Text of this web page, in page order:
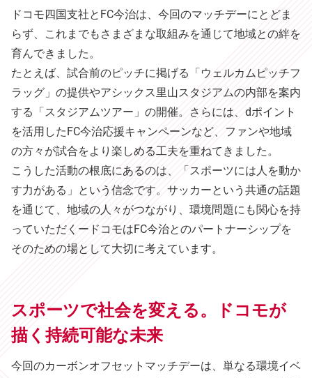
ドコモ四国支社とFC今治は、今回のマッチデーにとどま
らず、これまでもさまざまな取組みを通じて地域との絆を
育んできました。
たとえば、試合前のピッチに掲げる「ウェルカムピッチフ
ラッグ」の提供やアシックス里山スタジアムの内部を案内
する「スタジアムツアー」の開催。さらには、dポイント
を活用したFC今治応援キャンペーンなど、ファンや地域
の方々が試合をより楽しめる工夫を重ねてきました。
こうした活動の根底にあるのは、「スポーツには人を動か
す力がある」という信念です。サッカーという共通の話題
を通じて、地域の人々がつながり、環境問題にも関心を持
っていただくードコモはFC今治とのパートナーシップを
そのための場として大切に考えています。
スポーツで社会を変える。ドコモが
描く持続可能な未来
今回のカーボンオフセットマッチデーは、単なる環境イベ